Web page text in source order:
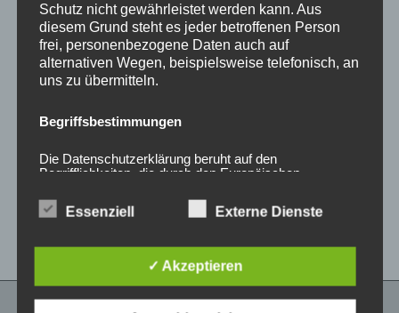
Brushed Bronze
von
0
von
Schutz nicht gewährleistet werden kann. Aus
diesem Grund steht es jeder betroffenen Person
frei, personenbezogene Daten auch auf
alternativen Wegen, beispielsweise telefonisch, an
uns zu übermitteln.
Begriffsbestimmungen
Die Datenschutzerklärung beruht auf den
Begrifflichkeiten, die durch den Europäischen
Datenschutz-Grundverordnung (DS-GVO) verwendet
wurden. Unsere Datenschutzerklärung soll sowohl für
Geschäftspartner einfach lesbar und verständlich sein.
Um dies zu gewährleisten, möchten wir vorab die
verwendeten Begrifflichkeiten erläutern.
Essenziell Externe Dienste
✓ Akzeptieren